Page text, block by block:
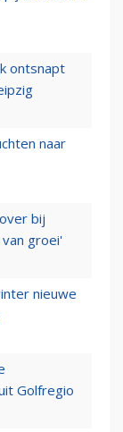
ontsnapt
naar
bij
groei'
nieuwe
Golfregio